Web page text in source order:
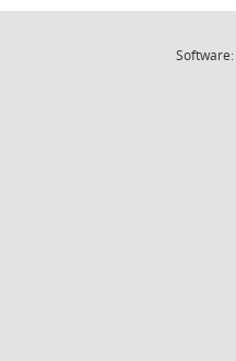
Software: